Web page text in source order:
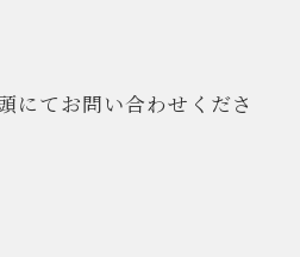
にてお問い合わせくださ